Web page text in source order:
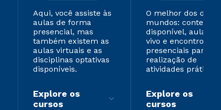
Aqui, você assiste às
aulas de forma
presencial, mas
também existem as
aulas virtuais e as
disciplinas optativas
disponíveis.
Explore os
cursos
O melhor dos dois
mundos: conteúdo
disponível, aulas ao
vivo e encontros
presenciais para
realização de
atividades práticas.
Explore os
cursos